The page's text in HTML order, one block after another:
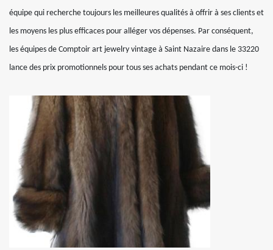
équipe qui recherche toujours les meilleures qualités à offrir à ses clients et
les moyens les plus efficaces pour alléger vos dépenses. Par conséquent,
les équipes de Comptoir art jewelry vintage à Saint Nazaire dans le 33220
lance des prix promotionnels pour tous ses achats pendant ce mois-ci !